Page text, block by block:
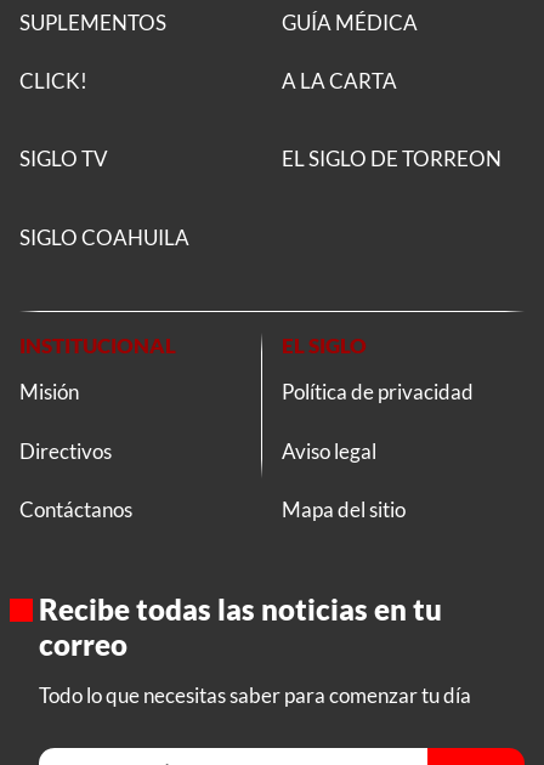
SUPLEMENTOS
CLICK!
GUÍA MÉDICA
A LA CARTA
SIGLO TV EL SIGLO DE TORREON
SIGLO COAHUILA
INSTITUCIONAL
Misión
Directivos
Contáctanos
EL SIGLO
Política de privacidad
Aviso legal
Mapa del sitio
Recibe todas las noticias en tu
correo
Todo lo que necesitas saber para comenzar tu día